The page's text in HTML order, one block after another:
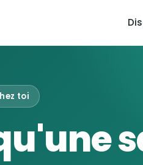
toi